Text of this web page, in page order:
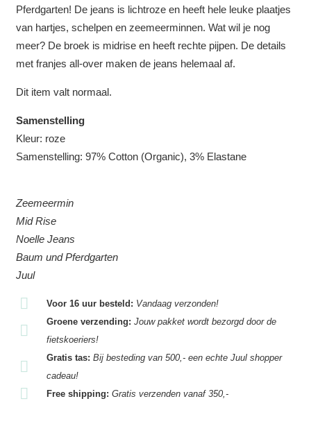
Pferdgarten! De jeans is lichtroze en heeft hele leuke plaatjes
van hartjes, schelpen en zeemeerminnen. Wat wil je nog
meer? De broek is midrise en heeft rechte pijpen. De details
met franjes all-over maken de jeans helemaal af.
Dit item valt normaal.
Samenstelling
Kleur: roze
Samenstelling: 97% Cotton (Organic), 3% Elastane
Zeemeermin
Mid Rise
Noelle Jeans
Baum und Pferdgarten
Juul
Voor 16 uur besteld: Vandaag verzonden!
Groene verzending: Jouw pakket wordt bezorgd door de
fietskoeriers!
Gratis tas: Bij besteding van 500,- een echte Juul shopper
cadeau!
Free shipping: Gratis verzenden vanaf 350,-